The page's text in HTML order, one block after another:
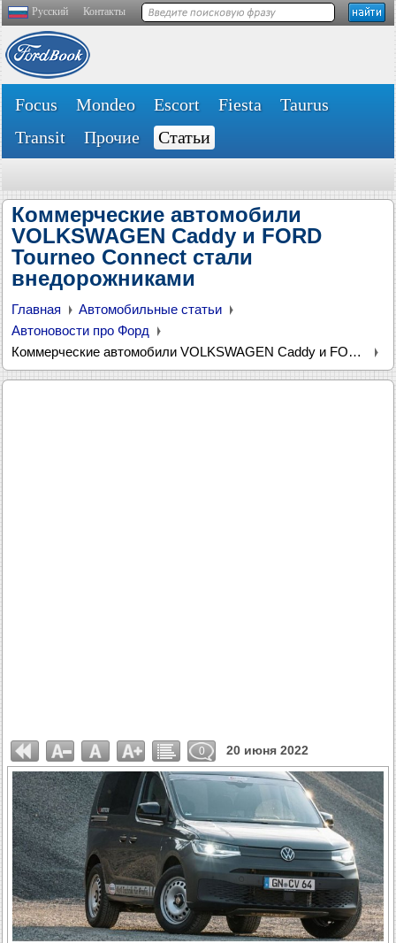
Русский Контакты
Focus Mondeo Escort Fiesta
Taurus
Transit
Прочие Статьи
Коммерческие автомобили
VOLKSWAGEN Caddy и FORD
Tourneo Connect стали
внедорожниками
Главная
Автомобильные статьи
Автоновости про Форд
Коммерческие автомобили VOLKSWAGEN Caddy и FORD Tourneo Connect стали внедорожниками
0 20 июня 2022